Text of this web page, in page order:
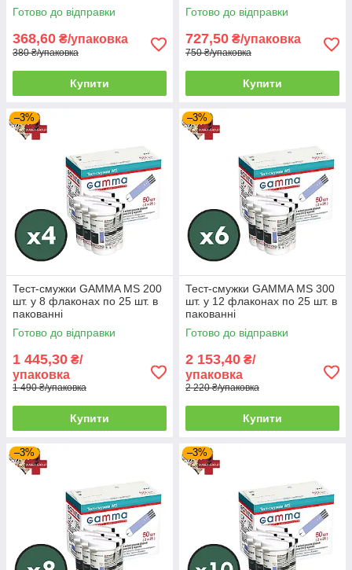
Готово до відправки
368,60 ₴/упаковка
380 ₴/упаковка
Купити
Готово до відправки
727,50 ₴/упаковка
750 ₴/упаковка
Купити
–3%
Тест-смужки GAMMA MS 200
шт. у 8 флаконах по 25 шт. в
пакованні
Готово до відправки
1 445,30 ₴/
упаковка
1 490 ₴/упаковка
Купити
–3%
Тест-смужки GAMMA MS 300
шт. у 12 флаконах по 25 шт. в
пакованні
Готово до відправки
2 153,40 ₴/
упаковка
2 220 ₴/упаковка
Купити
–3% –3%